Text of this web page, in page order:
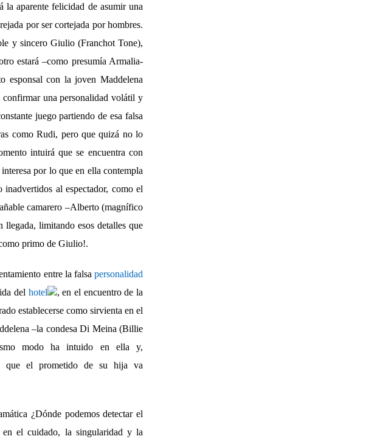
la aparente felicidad de asumir una
por ser cortejada por hombres.
y sincero Giulio (Franchot Tone),
estará –como presumía Armalia-
esponsal con la joven Maddelena
una personalidad volátil y
juego partiendo de esa falsa
como Rudi, pero que quizá no lo
intuirá que se encuentra con
por lo que en ella contempla
al espectador, como el
camarero –Alberto (magnífico
limitando esos detalles que
primo de Giulio!.
entre la falsa personalidad
del hotel
, en el encuentro de la
establecerse como sirvienta en el
–la condesa Di Meina (Billie
modo ha intuido en ella y,
que el prometido de su hija va
¿Dónde podemos detectar el
en el cuidado, la singularidad y la